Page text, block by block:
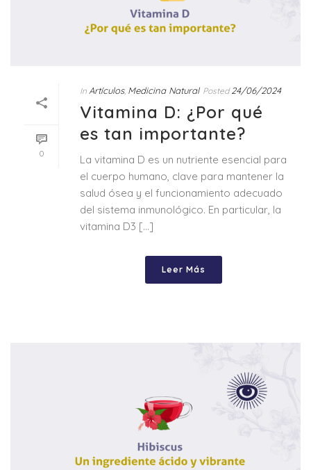
0
In Artículos, Medicina Natural Posted 24/06/2024
Vitamina D: ¿Por qué
es tan importante?
La vitamina D es un nutriente esencial para
el cuerpo humano, clave para mantener la
salud ósea y el funcionamiento adecuado
del sistema inmunológico. En particular, la
vitamina D3 [...]
Leer Más